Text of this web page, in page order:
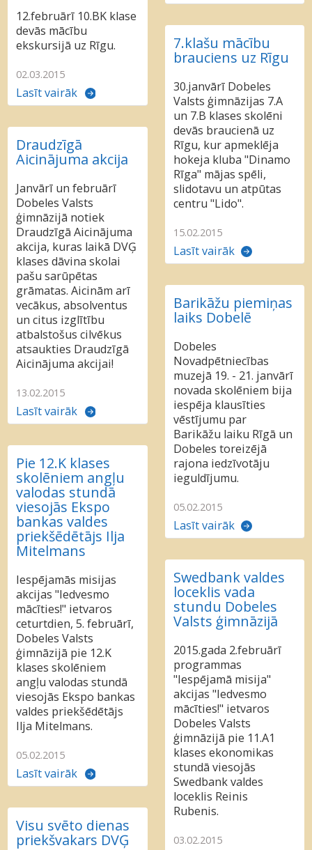
12.februārī 10.BK klase
devās mācību
ekskursijā uz Rīgu.
02.03.2015
Lasīt vairāk
7.klašu mācību
brauciens uz Rīgu
30.janvārī Dobeles
Valsts ģimnāzijas 7.A
un 7.B klases skolēni
devās braucienā uz
Rīgu, kur apmeklēja
hokeja kluba "Dinamo
Rīga" mājas spēli,
slidotavu un atpūtas
centru "Lido".
15.02.2015
Lasīt vairāk
Draudzīgā
Aicinājuma akcija
Janvārī un februārī
Dobeles Valsts
ģimnāzijā notiek
Draudzīgā Aicinājuma
akcija, kuras laikā DVĢ
klases dāvina skolai
pašu sarūpētas
grāmatas. Aicinām arī
vecākus, absolventus
un citus izglītību
atbalstošus cilvēkus
atsaukties Draudzīgā
Aicinājuma akcijai!
13.02.2015
Lasīt vairāk
Barikāžu piemiņas
laiks Dobelē
Dobeles
Novadpētniecības
muzejā 19. - 21. janvārī
novada skolēniem bija
iespēja klausīties
vēstījumu par
Barikāžu laiku Rīgā un
Dobeles toreizējā
rajona iedzīvotāju
ieguldījumu.
05.02.2015
Lasīt vairāk
Pie 12.K klases
skolēniem angļu
valodas stundā
viesojās Ekspo
bankas valdes
priekšēdētājs Ilja
Mitelmans
Iespējamās misijas
akcijas "Iedvesmo
mācīties!" ietvaros
ceturtdien, 5. februārī,
Dobeles Valsts
ģimnāzijā pie 12.K
klases skolēniem
angļu valodas stundā
viesojās Ekspo bankas
valdes priekšēdētājs
Ilja Mitelmans.
05.02.2015
Lasīt vairāk
Swedbank valdes
loceklis vada
stundu Dobeles
Valsts ģimnāzijā
2015.gada 2.februārī
programmas
"Iespējamā misija"
akcijas "Iedvesmo
mācīties!" ietvaros
Dobeles Valsts
ģimnāzijā pie 11.A1
klases ekonomikas
stundā viesojās
Swedbank valdes
loceklis Reinis
Rubenis.
03.02.2015
Visu svēto dienas
priekšvakars DVĢ